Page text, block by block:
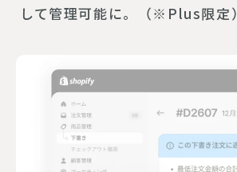
して管理可能に。（※Plus限定）